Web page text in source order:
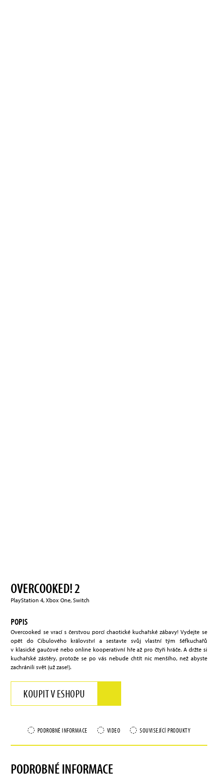
OVERCOOKED! 2
PlayStation 4, Xbox One, Switch
POPIS
Overcooked se vrací s čerstvou porcí chaotické kuchařské zábavy! Vydejte se
opět do Cibulového království a sestavte svůj vlastní tým šéfkuchařů
v klasické gaučové nebo online kooperativní hře až pro čtyři hráče. A držte si
kuchařské zástěry, protože se po vás nebude chtít nic menšího, než abyste
zachránili svět (už zase!).
KOUPIT V ESHOPU
PODROBNÉ INFORMACE VIDEO SOUVISEJÍCÍ PRODUKTY
PODROBNÉ INFORMACE